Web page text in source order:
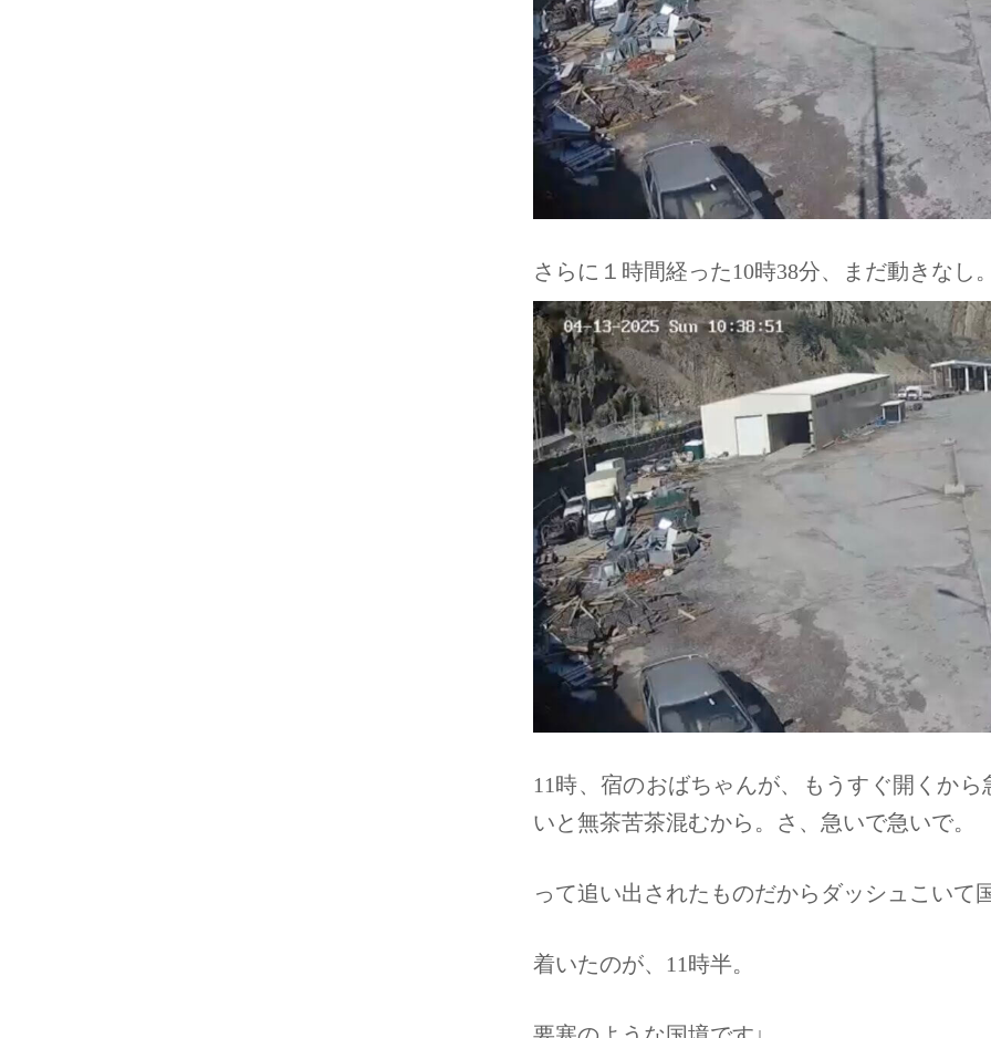
さらに１時間経った10時38分、まだ動きなし
11時、宿のおばちゃんが、もうすぐ開くか
いと無茶苦茶混むから。さ、急いで急いで。
って追い出されたものだからダッシュこいて
着いたのが、11時半。